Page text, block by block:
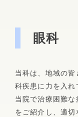
業務上・通勤途上の
入院のご案内
入院・退院のお
肝臓専門外来
アレルギー・リウマチ
消化器内科
循環器内科
病院について
理念・基本方針
臨床指標
市民公開講座
地域医療連携室
不整脈専門外来からの
眼科
当科は、地域の
科疾患に力を入れ
当院で治療困難
をご紹介し、適